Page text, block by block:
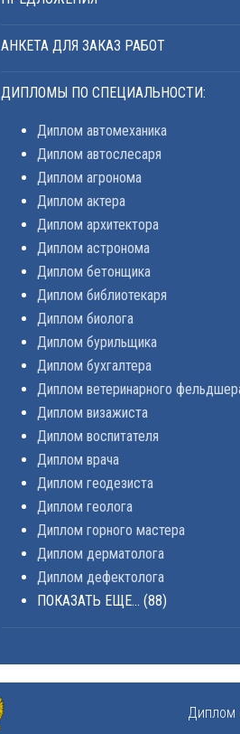
АНКЕТА ДЛЯ ЗАКАЗ РАБОТ
ДИПЛОМЫ ПО СПЕЦИАЛЬНОСТИ:
Диплом автомеханика
Диплом автослесаря
Диплом агронома
Диплом актера
Диплом архитектора
Диплом астронома
Диплом бетонщика
Диплом библиотекаря
Диплом биолога
Диплом бурильщика
Диплом бухгалтера
Диплом ветеринарного
Диплом визажиста
Диплом воспитателя
Диплом врача
Диплом геодезиста
Диплом геолога
Диплом горного мастера
Диплом дерматолога
Диплом дефектолога
ПОКАЗАТЬ ЕЩЕ... (88)
Диплом